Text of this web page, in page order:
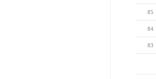
85
84
83